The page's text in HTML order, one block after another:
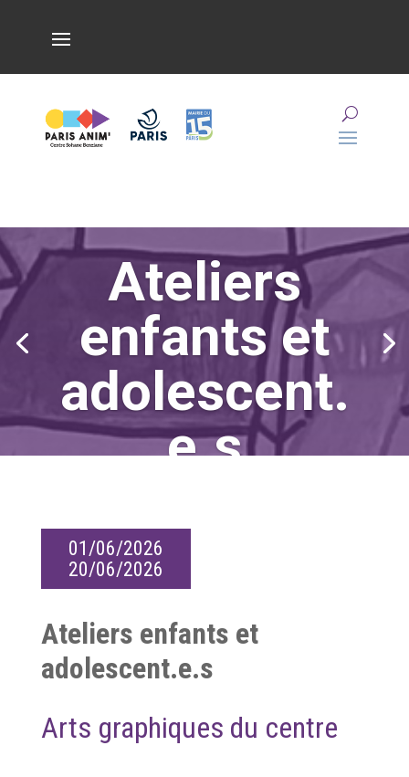
Ateliers
enfants et
adolescent.
e.s
01/06/2026
20/06/2026
Ateliers enfants et
adolescent.e.s
Arts graphiques du centre